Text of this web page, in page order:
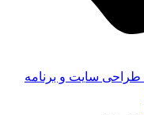
طراحی سایت و برنامه